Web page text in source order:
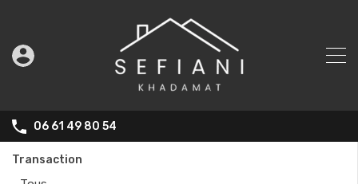
06 61 49 80 54
Transaction